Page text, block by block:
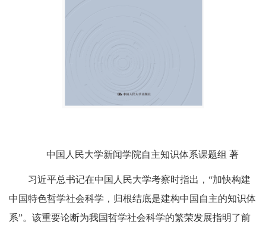
中国人民大学新闻学院自主知识体系课题组 著
习近平总书记在中国人民大学考察时指出，“加快构建
中国特色哲学社会科学，归根结底是建构中国自主的知识体
系”。该重要论断为我国哲学社会科学的繁荣发展指明了前